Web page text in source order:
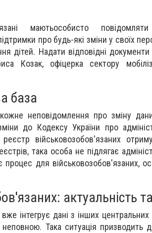
маютьособисто
про будь-які зміни у своїх
дітей. Надати відповідні
Козак, офіцерка сектору
база
неповідомлення про зміну
до Кодексу України про
військовозобов'язаних
така особа не підлягає
для військовозобов'язаних,
актуальність
інтегрує дані з інших центральних
Така ситуація призводить